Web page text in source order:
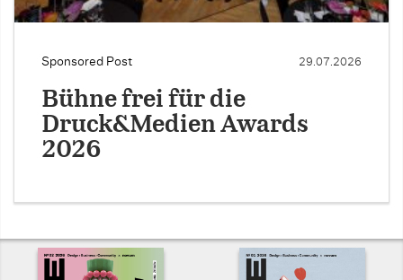
Sponsored Post 29.07.2026
Bühne frei für die
Druck&Medien Awards
2026